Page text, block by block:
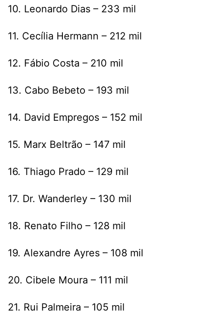
10. Leonardo Dias – 233 mil
11. Cecília Hermann – 212 mil
12. Fábio Costa – 210 mil
13. Cabo Bebeto – 193 mil
14. David Empregos – 152 mil
15. Marx Beltrão – 147 mil
16. Thiago Prado – 129 mil
17. Dr. Wanderley – 130 mil
18. Renato Filho – 128 mil
19. Alexandre Ayres – 108 mil
20. Cibele Moura – 111 mil
21. Rui Palmeira – 105 mil